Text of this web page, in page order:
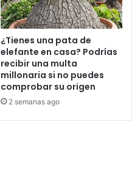
¿Tienes una pata de
elefante en casa? Podrías
recibir una multa
millonaria si no puedes
comprobar su origen
2 semanas ago